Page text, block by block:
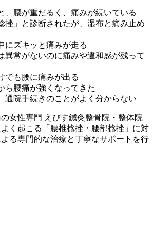
、腰が重だるく、痛みが続いている
挫」と診断されたが、湿布と痛み止め
にズキッと痛みが走る
異常がないのに痛みや違和感が残って
でも腰に痛みが出る
ら腰痛が強くなってきた
通院手続きのことがよく分からない
女性専門 えびす鍼灸整骨院・整体院
く起こる「腰椎捻挫・腰部捻挫」に対
る専門的な治療と丁寧なサポートを行